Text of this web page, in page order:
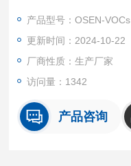
产品型号：OSEN-VOCs
更新时间：2024-10-22
厂商性质：生产厂家
访问量：1342
产品咨询